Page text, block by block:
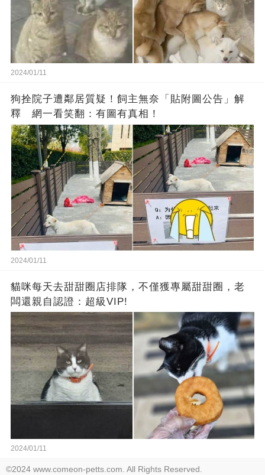
2024/01/11
狗拴院子遭鄰居質疑！飼主無奈「貼附圖公告」解
釋 網一看笑翻：有圖有真相！
2024/01/11
貓咪每天去甜甜圈店排隊，不僅獲專屬甜甜圈，老
闆還親自認證：超級VIP!
2024/01/11
©2024 www.comeon-petts.com. All Rights Reserved.